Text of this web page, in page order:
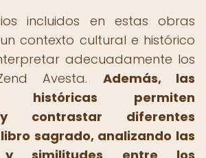
incluidos en estas obras
contexto cultural e histórico
adecuadamente los
Avesta. Además, las
históricas permiten
contrastar diferentes
sagrado, analizando las